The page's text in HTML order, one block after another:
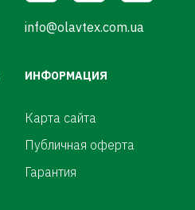
info@olavtex.com.ua
ИНФОРМАЦИЯ
Карта сайта
Публичная оферта
Гарантия